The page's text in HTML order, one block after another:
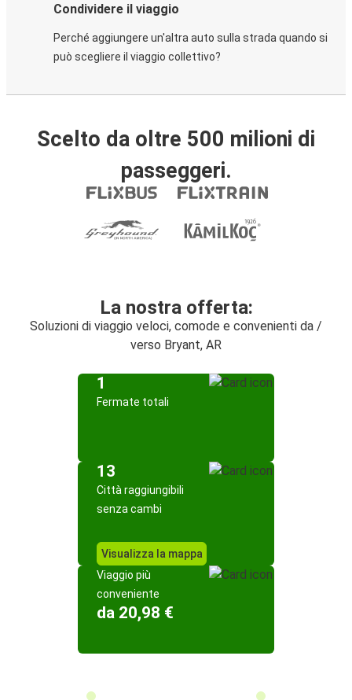
Condividere il viaggio
Perché aggiungere un'altra auto sulla strada quando si
può scegliere il viaggio collettivo?
Scelto da oltre 500 milioni di
passeggeri.
La nostra offerta:
Soluzioni di viaggio veloci, comode e convenienti da /
verso Bryant, AR
1
Fermate totali
13
Città raggiungibili
senza cambi
Visualizza la mappa
Viaggio più
conveniente
da 20,98 €